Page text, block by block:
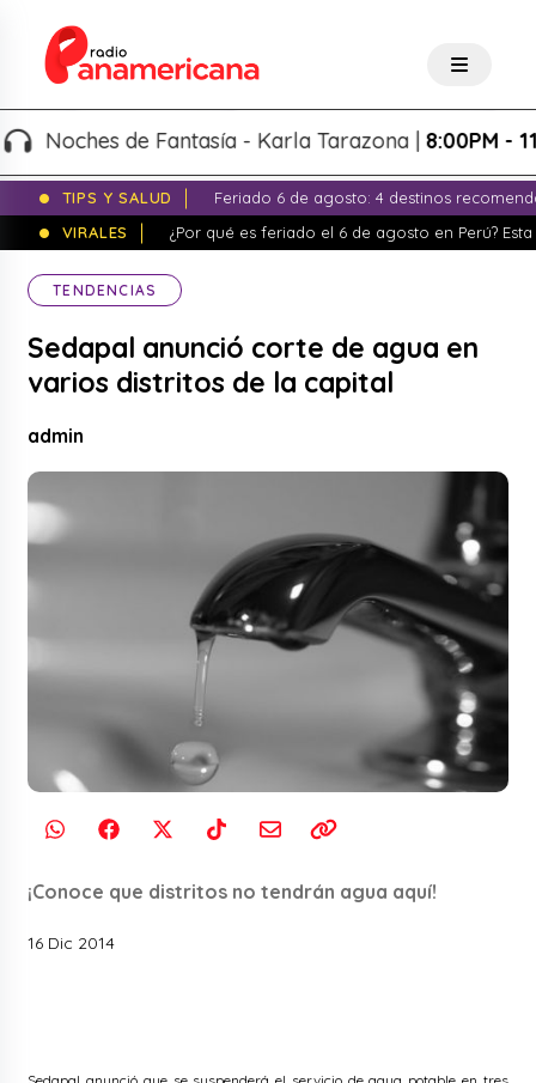
de Fantasía - Karla Tarazona |8:00PM -
TIPS Y SALUD
Feriado 6 de agosto: 4 destinos
VIRALES
¿Por qué es feriado el 6 de agosto en Perú?
TENDENCIAS
Sedapal anunció corte de agua en
varios distritos de la capital
admin
¡Conoce que distritos no tendrán agua aquí!
16 Dic 2014